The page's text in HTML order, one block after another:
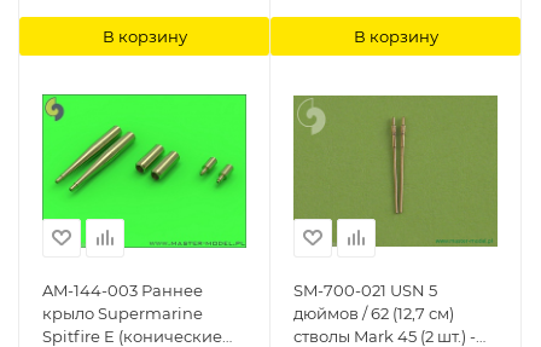
В корзину В корзину
AM-144-003 Раннее
крыло Supermarine
Spitfire E (конические
SM-700-021 USN 5
дюймов / 62 (12,7 см)
стволы Mark 45 (2 шт.) -